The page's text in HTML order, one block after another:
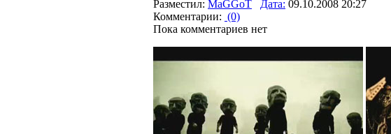
Разместил: MaGGoT Дата: 09.10.2008 20:27
Комментарии: (0)
Пока комментариев нет